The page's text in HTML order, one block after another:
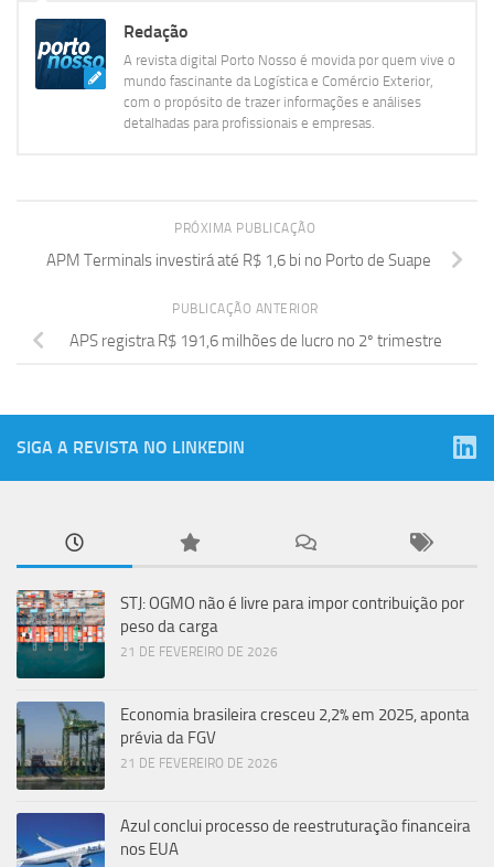
Redação
A revista digital Porto Nosso é movida por quem vive o
mundo fascinante da Logística e Comércio Exterior,
com o propósito de trazer informações e análises
detalhadas para profissionais e empresas.
PRÓXIMA PUBLICAÇÃO
APM Terminals investirá até R$ 1,6 bi no Porto de Suape
PUBLICAÇÃO ANTERIOR
APS registra R$ 191,6 milhões de lucro no 2º trimestre
SIGA A REVISTA NO LINKEDIN
STJ: OGMO não é livre para impor contribuição por
peso da carga
21 DE FEVEREIRO DE 2026
Economia brasileira cresceu 2,2% em 2025, aponta
prévia da FGV
21 DE FEVEREIRO DE 2026
Azul conclui processo de reestruturação financeira
nos EUA